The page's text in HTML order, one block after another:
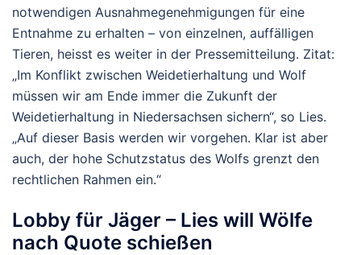
notwendigen Ausnahmegenehmigungen für eine
Entnahme zu erhalten – von einzelnen, auffälligen
Tieren, heisst es weiter in der Pressemitteilung. Zitat:
„Im Konflikt zwischen Weidetierhaltung und Wolf
müssen wir am Ende immer die Zukunft der
Weidetierhaltung in Niedersachsen sichern“, so Lies.
„Auf dieser Basis werden wir vorgehen. Klar ist aber
auch, der hohe Schutzstatus des Wolfs grenzt den
rechtlichen Rahmen ein.“
Lobby für Jäger – Lies will Wölfe
nach Quote schießen